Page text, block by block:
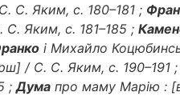
С. Яким, с. 180–181 ;
С. Яким, с. 181–185 ;
і Михайло
/ С. С. Яким, с. 190–191 ;
; Дума про маму Марію :